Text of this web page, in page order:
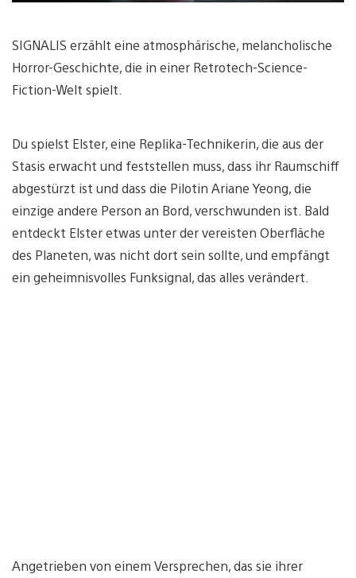
SIGNALIS erzählt eine atmosphärische, melancholische
Horror-Geschichte, die in einer Retrotech-Science-
Fiction-Welt spielt.
Du spielst Elster, eine Replika-Technikerin, die aus der
Stasis erwacht und feststellen muss, dass ihr Raumschiff
abgestürzt ist und dass die Pilotin Ariane Yeong, die
einzige andere Person an Bord, verschwunden ist. Bald
entdeckt Elster etwas unter der vereisten Oberfläche
des Planeten, was nicht dort sein sollte, und empfängt
ein geheimnisvolles Funksignal, das alles verändert.
Angetrieben von einem Versprechen, das sie ihrer